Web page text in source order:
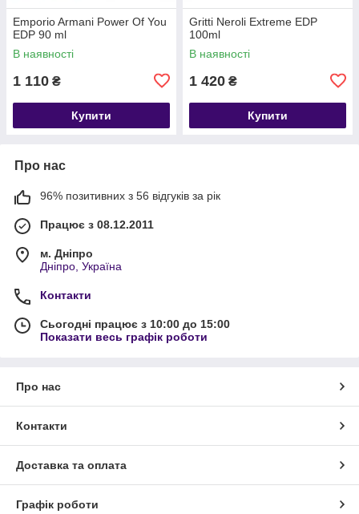
Emporio Armani Power Of You
EDP 90 ml
В наявності
1 110 ₴
Купити
Gritti Neroli Extreme EDP
100ml
В наявності
1 420 ₴
Купити
Про нас
96% позитивних з 56 відгуків за рік
Працює з 08.12.2011
м. Дніпро
Дніпро, Україна
Контакти
Сьогодні працює з 10:00 до 15:00
Показати весь графік роботи
Про нас
Контакти
Доставка та оплата
Графік роботи